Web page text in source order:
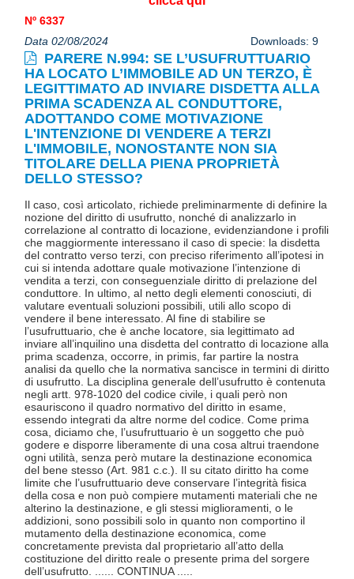
Nº 6337
Data 02/08/2024
Downloads: 9
PARERE N.994: SE L’USUFRUTTUARIO
HA LOCATO L’IMMOBILE AD UN TERZO, È
LEGITTIMATO AD INVIARE DISDETTA ALLA
PRIMA SCADENZA AL CONDUTTORE,
ADOTTANDO COME MOTIVAZIONE
L'INTENZIONE DI VENDERE A TERZI
L'IMMOBILE, NONOSTANTE NON SIA
TITOLARE DELLA PIENA PROPRIETÀ
DELLO STESSO?
Il caso, così articolato, richiede preliminarmente di definire la
nozione del diritto di usufrutto, nonché di analizzarlo in
correlazione al contratto di locazione, evidenziandone i profili
che maggiormente interessano il caso di specie: la disdetta
del contratto verso terzi, con preciso riferimento all’ipotesi in
cui si intenda adottare quale motivazione l’intenzione di
vendita a terzi, con conseguenziale diritto di prelazione del
conduttore. In ultimo, al netto degli elementi conosciuti, di
valutare eventuali soluzioni possibili, utili allo scopo di
vendere il bene interessato. Al fine di stabilire se
l’usufruttuario, che è anche locatore, sia legittimato ad
inviare all’inquilino una disdetta del contratto di locazione alla
prima scadenza, occorre, in primis, far partire la nostra
analisi da quello che la normativa sancisce in termini di diritto
di usufrutto. La disciplina generale dell’usufrutto è contenuta
negli artt. 978-1020 del codice civile, i quali però non
esauriscono il quadro normativo del diritto in esame,
essendo integrati da altre norme del codice. Come prima
cosa, diciamo che, l’usufruttuario è un soggetto che può
godere e disporre liberamente di una cosa altrui traendone
ogni utilità, senza però mutare la destinazione economica
del bene stesso (Art. 981 c.c.). Il su citato diritto ha come
limite che l’usufruttuario deve conservare l’integrità fisica
della cosa e non può compiere mutamenti materiali che ne
alterino la destinazione, e gli stessi miglioramenti, o le
addizioni, sono possibili solo in quanto non comportino il
mutamento della destinazione economica, come
concretamente prevista dal proprietario all’atto della
costituzione del diritto reale o presente prima del sorgere
dell’usufrutto. ...... CONTINUA .....